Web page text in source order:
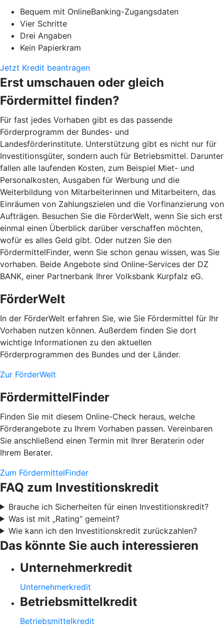
Bequem mit OnlineBanking-Zugangsdaten
Vier Schritte
Drei Angaben
Kein Papierkram
Jetzt Kredit beantragen
Erst umschauen oder gleich
Fördermittel finden?
Für fast jedes Vorhaben gibt es das passende
Förderprogramm der Bundes- und
Landesförderinstitute. Unterstützung gibt es nicht nur für
Investitionsgüter, sondern auch für Betriebsmittel. Darunter
fallen alle laufenden Kosten, zum Beispiel Miet- und
Personalkosten, Ausgaben für Werbung und die
Weiterbildung von Mitarbeiterinnen und Mitarbeitern, das
Einräumen von Zahlungszielen und die Vorfinanzierung von
Aufträgen. Besuchen Sie die FörderWelt, wenn Sie sich erst
einmal einen Überblick darüber verschaffen möchten,
wofür es alles Geld gibt. Oder nutzen Sie den
FördermittelFinder, wenn Sie schon genau wissen, was Sie
vorhaben. Beide Angebote sind Online-Services der DZ
BANK, einer Partnerbank Ihrer Volksbank Kurpfalz eG.
FörderWelt
In der FörderWelt erfahren Sie, wie Sie Fördermittel für Ihr
Vorhaben nutzen können. Außerdem finden Sie dort
wichtige Informationen zu den aktuellen
Förderprogrammen des Bundes und der Länder.
Zur FörderWelt
FördermittelFinder
Finden Sie mit diesem Online-Check heraus, welche
Förderangebote zu Ihrem Vorhaben passen. Vereinbaren
Sie anschließend einen Termin mit Ihrer Beraterin oder
Ihrem Berater.
Zum FördermittelFinder
FAQ zum Investitionskredit
Brauche ich Sicherheiten für einen Investitionskredit?
Was ist mit „Rating“ gemeint?
Wie kann ich den Investitionskredit zurückzahlen?
Das könnte Sie auch interessieren
Unternehmerkredit
Unternehmerkredit
Betriebsmittelkredit
Betriebsmittelkredit